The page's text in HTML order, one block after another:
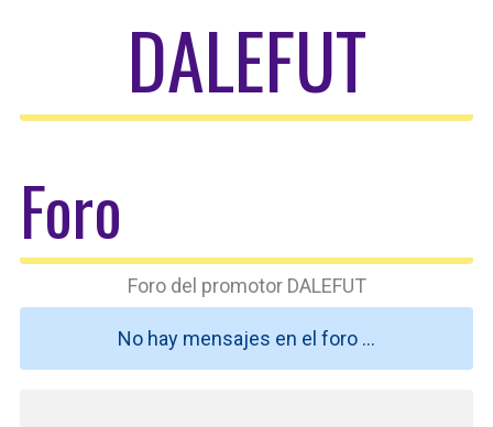
DALEFUT
Foro
Foro del promotor DALEFUT
No hay mensajes en el foro ...